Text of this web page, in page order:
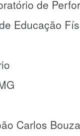
de
Educação
Carlos